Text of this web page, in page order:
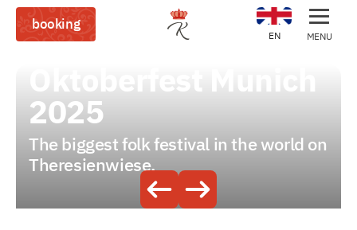
booking
EN MENU
Oktoberfest Munich
2025
The biggest folk festival in the world on
Theresienwiese.